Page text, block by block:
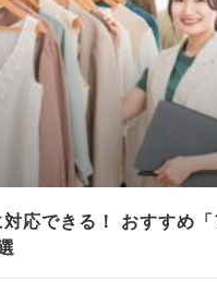
応できる！ おすすめ